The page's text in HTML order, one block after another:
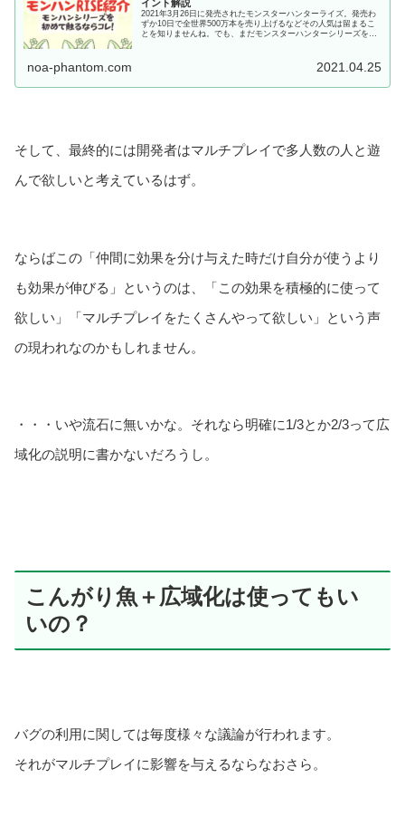
イント解説
2021年3月26日に発売されたモンスターハンターライズ。発売わ
ずか10日で全世界500万本を売り上げるなどその人気は留まるこ
とを知りませんね。でも、まだモンスターハンターシリーズをプ
noa-phantom.com 2021.04.25
そして、最終的には開発者はマルチプレイで多人数の人と遊
んで欲しいと考えているはず。
ならばこの「仲間に効果を分け与えた時だけ自分が使うより
も効果が伸びる」というのは、「この効果を積極的に使って
欲しい」「マルチプレイをたくさんやって欲しい」という声
の現われなのかもしれません。
・・・いや流石に無いかな。それなら明確に1/3とか2/3って広
域化の説明に書かないだろうし。
こんがり魚＋広域化は使ってもい
いの？
バグの利用に関しては毎度様々な議論が行われます。
それがマルチプレイに影響を与えるならなおさら。